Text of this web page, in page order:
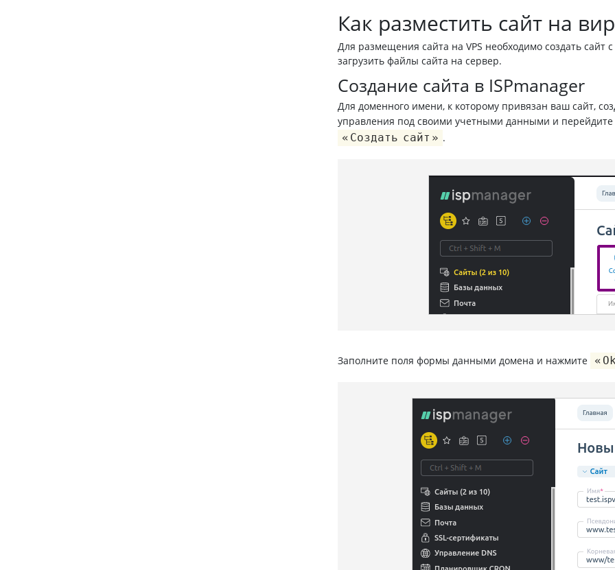
Как разместить сайт на
Для размещения сайта на VPS необходимо создать сайт
загрузить файлы сайта на сервер.
Создание сайта в ISPmanager
Для доменного имени, к которому привязан ваш сайт,
управления под своими учетными данными и
Создать сайт
.
Заполните поля формы данными домена и нажмите